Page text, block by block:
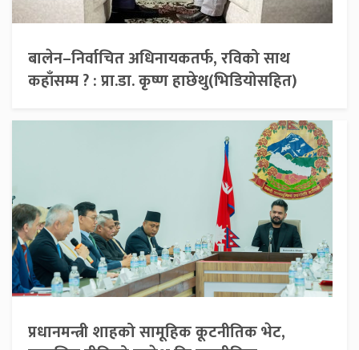
बालेन–निर्वाचित अधिनायकतर्फ, रविको साथ
कहाँसम्म ? : प्रा.डा. कृष्ण हाछेथु(भिडियोसहित)
प्रधानमन्त्री शाहको सामूहिक कूटनीतिक भेट,